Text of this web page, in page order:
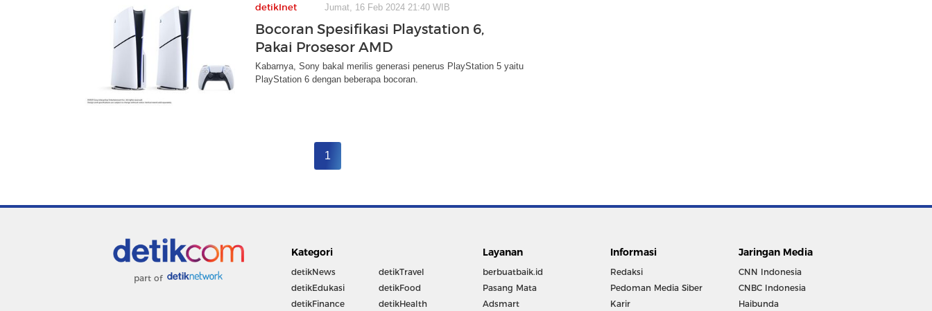
detikInet Jumat, 16 Feb 2024 21:40 WIB
Bocoran Spesifikasi Playstation 6,
Pakai Prosesor AMD
Kabarnya, Sony bakal merilis generasi penerus PlayStation 5 yaitu
PlayStation 6 dengan beberapa bocoran.
1
part of
Kategori
detikNews
detikEdukasi
detikFinance
detikTravel
detikFood
detikHealth
Layanan
berbuatbaik.id
Pasang Mata
Adsmart
Informasi
Redaksi
Pedoman Media Siber
Karir
Jaringan Media
CNN Indonesia
CNBC Indonesia
Haibunda